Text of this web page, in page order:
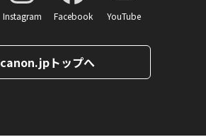
Instagram Facebook YouTube
canon.jpトップへ